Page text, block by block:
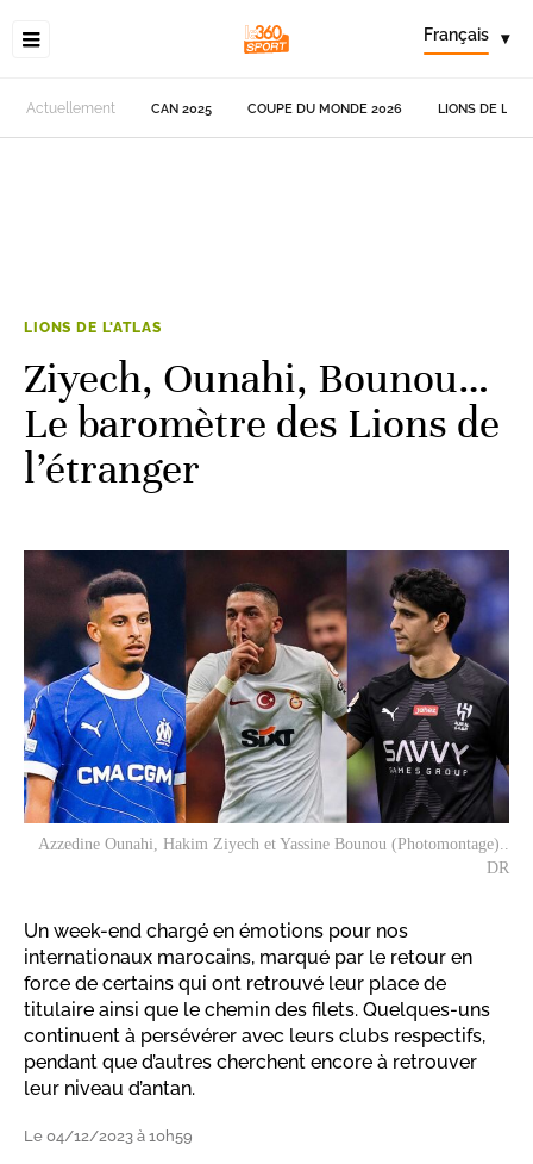
Français ▾
Actuellement CAN 2025 COUPE DU MONDE 2026 LIONS DE
LIONS DE L'ATLAS
Ziyech, Ounahi, Bounou…
Le baromètre des Lions de
l’étranger
Azzedine Ounahi, Hakim Ziyech et Yassine Bounou (Photomontage)..
DR
Un week-end chargé en émotions pour nos
internationaux marocains, marqué par le retour en
force de certains qui ont retrouvé leur place de
titulaire ainsi que le chemin des filets. Quelques-uns
continuent à persévérer avec leurs clubs respectifs,
pendant que d’autres cherchent encore à retrouver
leur niveau d’antan.
Le 04/12/2023 à 10h59